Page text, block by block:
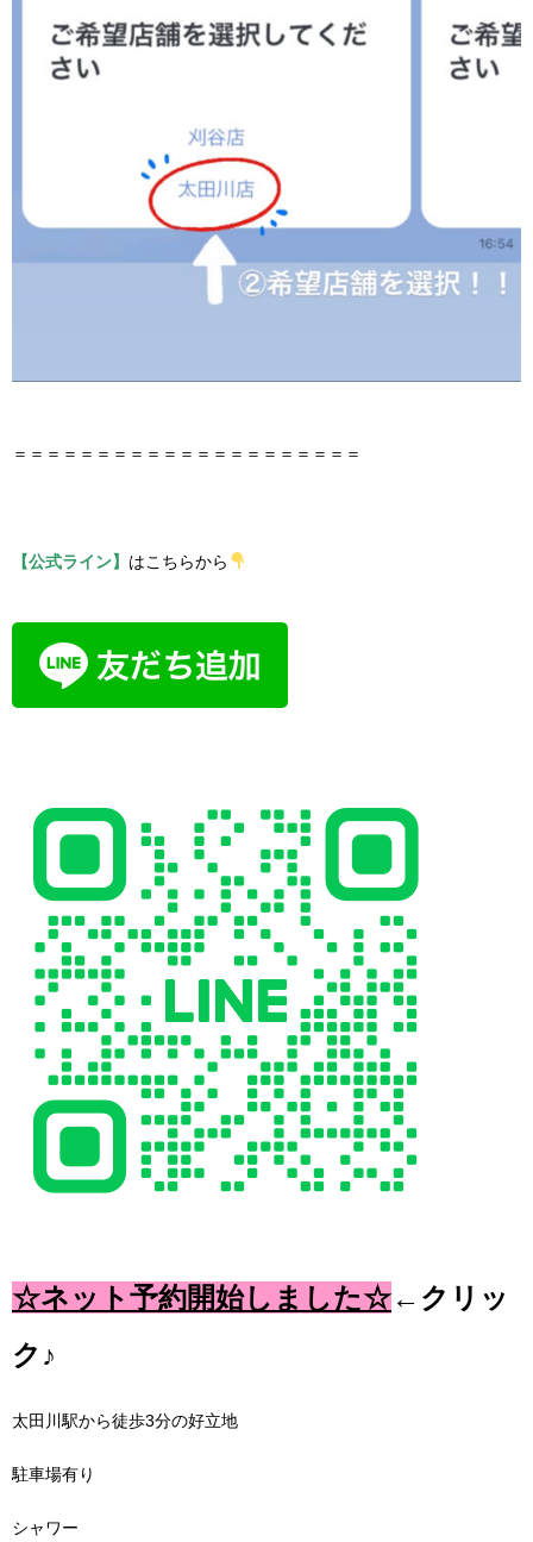
＝＝＝＝＝＝＝＝＝＝＝＝＝＝＝＝＝＝＝＝＝
【公式ライン】 はこちらから
☆ネット予約開始しました☆←クリッ
ク♪
太田川駅から徒歩3分の好立地
駐車場有り
シャワー